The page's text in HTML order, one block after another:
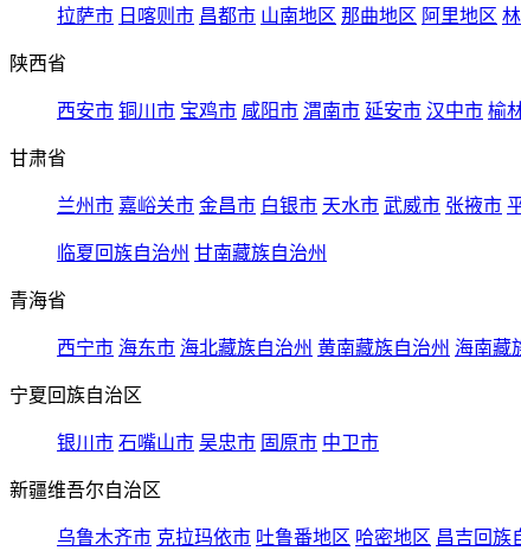
拉萨市 日喀则市 昌都市 山南地区 那曲地区 阿里地区
陕西省
西安市 铜川市 宝鸡市 咸阳市 渭南市 延安市 汉中市 榆
甘肃省
兰州市 嘉峪关市 金昌市 白银市 天水市 武威市 张掖市
临夏回族自治州 甘南藏族自治州
青海省
西宁市 海东市 海北藏族自治州 黄南藏族自治州 海南藏
宁夏回族自治区
银川市 石嘴山市 吴忠市 固原市 中卫市
新疆维吾尔自治区
乌鲁木齐市 克拉玛依市 吐鲁番地区 哈密地区 昌吉回族